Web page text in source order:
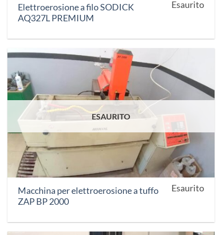
Elettroerosione a filo SODICK
AQ327L PREMIUM
Esaurito
ESAURITO
Macchina per elettroerosione a tuffo
ZAP BP 2000
Esaurito